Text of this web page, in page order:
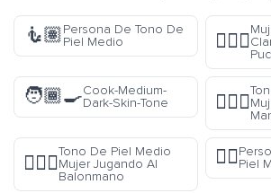
🧜🏽Persona De Tono De
Piel Medio
🙎🏻‍♀️
🧑🏾‍🍳Cook-Medium-
Dark-Skin-Tone
🙋🏿‍♀️
🤾🏽‍♀️
Tono De Piel Medio
Mujer Jugando Al
Balonmano
🏊🏽Piel